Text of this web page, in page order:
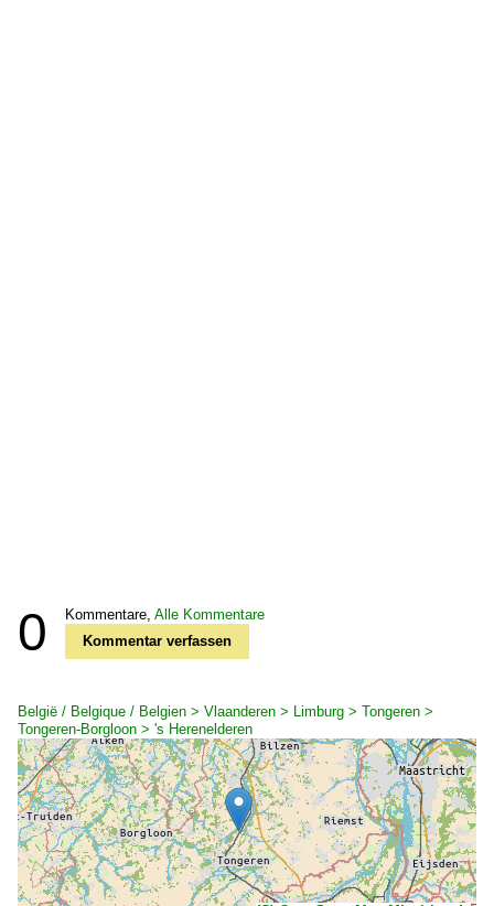
0 Kommentare, Alle Kommentare
Kommentar verfassen
België / Belgique / Belgien > Vlaanderen > Limburg > Tongeren >
Tongeren-Borgloon > 's Herenelderen